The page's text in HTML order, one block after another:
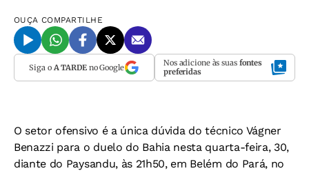
OUÇA COMPARTILHE
Siga o A TARDEno Google Nos adicione às suas fontes
preferidas
O setor ofensivo é a única dúvida do técnico Vágner
Benazzi para o duelo do Bahia nesta quarta-feira, 30,
diante do Paysandu, às 21h50, em Belém do Pará, no